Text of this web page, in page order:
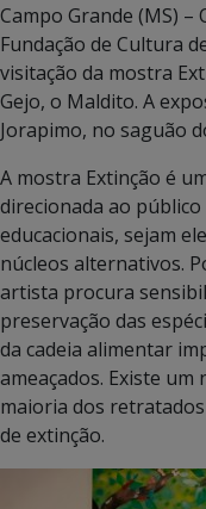
Campo Grande (MS) –
Fundação de Cultura
visitação da mostra
Gejo, o Maldito. A
Jorapimo, no saguão
A mostra Extinção é
direcionada ao público
educacionais, sejam
núcleos alternativos.
artista procura
preservação das
da cadeia alimentar
ameaçados. Existe
maioria dos
de extinção.